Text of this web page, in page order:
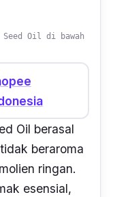
Seed Oil di bawah
Oil berasal
beraroma
ringan.
esensial,